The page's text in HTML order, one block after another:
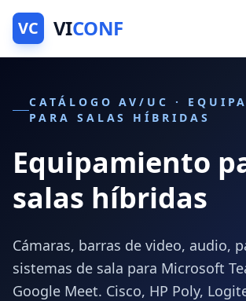
VC VICONF
CATÁLOGO AV/UC ·
PARA SALAS HÍBRIDAS
Equipamiento
salas híbridas
Cámaras, barras de video, audio,
sistemas de sala para Microsoft
Google Meet. Cisco, HP Poly,